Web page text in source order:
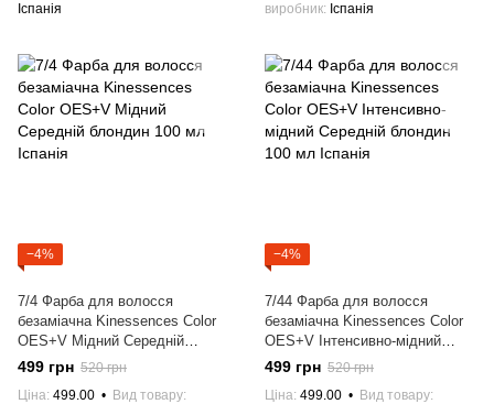
Іспанія
виробник
Іспанія
−4%
7/4 Фарба для волосся
безаміачна Kinessences Color
OES+V Мідний Середній
блондин 100 мл Іспанія
499 грн 520 грн
Ціна 499.00
Вид товару
−4%
7/44 Фарба для волосся
безаміачна Kinessences Color
OES+V Інтенсивно-мідний
Середній блондин 100 мл
Іспанія
499 грн 520 грн
Ціна 499.00
Вид товару